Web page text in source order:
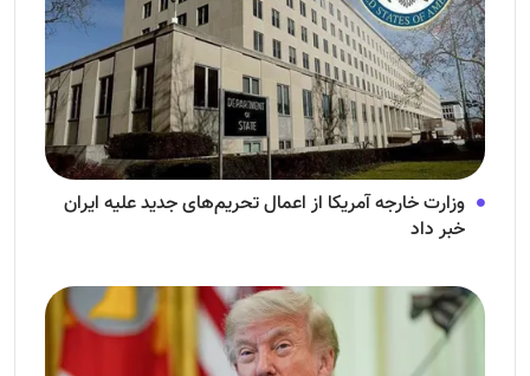
وزارت خارجه آمریکا از اعمال تحریم‌های جدید علیه ایران
خبر داد